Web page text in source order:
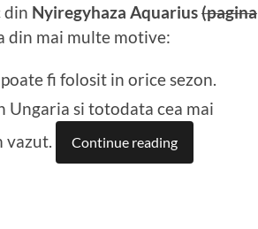
din Nyiregyhaza Aquarius(pagina
din mai multe motive:
fi folosit in orice sezon.
Ungaria si totodata cea mai
vazut.
Continue reading